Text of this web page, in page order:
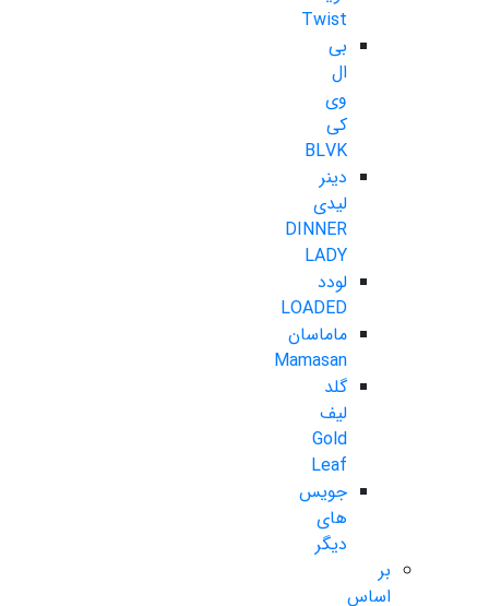
Twist
بی
ال
وی
کی
BLVK
دینر
لیدی
DINNER
LADY
لودد
LOADED
ماماسان
Mamasan
گلد
لیف
Gold
Leaf
جویس
های
دیگر
بر
اساس